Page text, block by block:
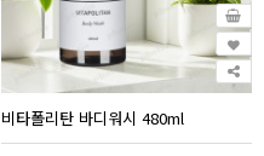
비타폴리탄 바디워시 480ml